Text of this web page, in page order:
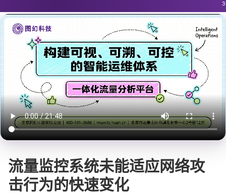
流量监控系统未能适应网络攻
击行为的快速变化